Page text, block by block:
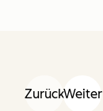
ZurückWeiter